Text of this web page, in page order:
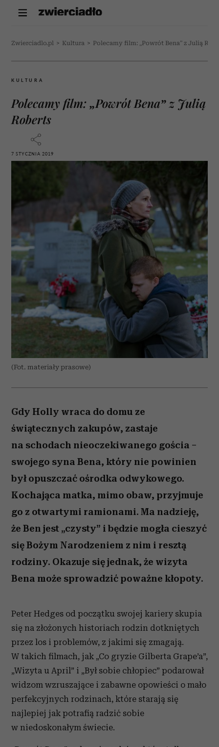
Zwierciadlo.pl > Kultura > Polecamy film: „Powrót Bena” z Julią
KULTURA
Polecamy film: „Powrót Bena” z Julią
Roberts
7 STYCZNIA 2019
(Fot. materiały prasowe)
Gdy Holly wraca do domu ze
świątecznych zakupów, zastaje
na schodach nieoczekiwanego gościa –
swojego syna Bena, który nie powinien
był opuszczać ośrodka odwykowego.
Kochająca matka, mimo obaw, przyjmuje
go z otwartymi ramionami. Ma nadzieję,
że Ben jest „czysty” i będzie mogła cieszyć
się Bożym Narodzeniem z nim i resztą
rodziny. Okazuje się jednak, że wizyta
Bena może sprowadzić poważne kłopoty.
Peter Hedges od początku swojej kariery skupia
się na złożonych historiach rodzin dotkniętych
przez los i problemów, z jakimi się zmagają.
W takich filmach, jak „Co gryzie Gilberta Grape’a”,
„Wizyta u April” i „Był sobie chłopiec” podarował
widzom wzruszające i zabawne opowieści o mało
perfekcyjnych rodzinach, które starają się
najlepiej jak potrafią radzić sobie
w niedoskonałym świecie.